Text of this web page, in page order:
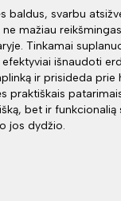
baldus, svarbu
mažiau
Tinkamai
išnaudoti
ir prisideda prie
praktiškais
bet ir funkcionalią
jos dydžio.